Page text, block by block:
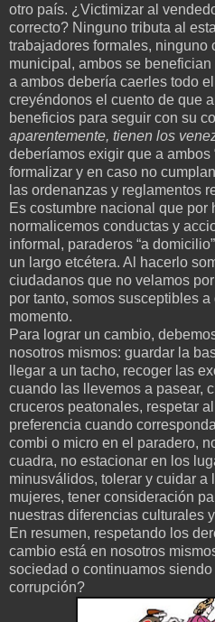
otro país. ¿Victimizar al
correcto? Ninguno tributa al
trabajadores formales, ninguno
municipal, ambos se
a ambos debería caerles todo
creyéndonos el cuento de que
beneficios para seguir con su
aparentemente, tienen los
deberíamos exigir que a ambos
formalizar y en caso no
las ordenanzas y reglamentos
Es costumbre nacional que por
normalicemos conductas y
informal, paraderos “a
un largo etcétera. Al hacerlo
ciudadanos que no velamos
por tanto, somos susceptibles
momento.
Para lograr un cambio,
nosotros mismos: guardar la
llegar a un tacho, recoger las
cuando las llevemos a pasear,
cruceros peatonales, respetar
preferencia cuando
combi o micro en el paradero,
cuadra, no estacionar en los
minusválidos, tolerar y cuidar a
mujeres, tener consideración
nuestras diferencias culturales
En resumen, respetando los
cambio está en nosotros
sociedad o continuamos
corrupción?